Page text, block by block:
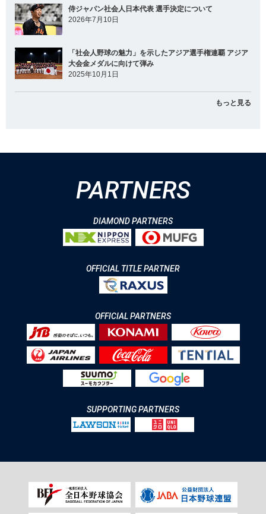
侍ジャパン社会人日本代表 選手決定について
2026年7月10日
「社会人野球の魅力」を示したアジア選手権連覇 アジア
大会金メダルに向けて弾み
2025年10月1日
もっと見る
PARTNERS
DIAMOND PARTNERS
OFFICIAL TITLE PARTNER
OFFICIAL PARTNERS
SUPPORTING PARTNERS